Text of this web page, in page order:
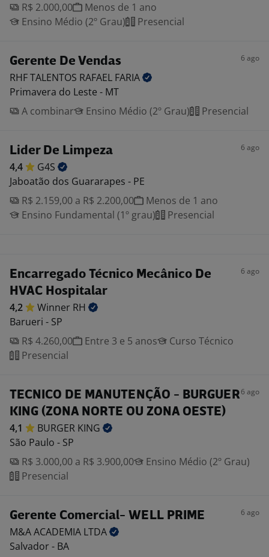
R$ 2.000,00
Menos de 1 ano
Ensino Médio (2º Grau)
Presencial
Gerente De Vendas 6 ago
RHF TALENTOS RAFAEL FARIA
Primavera do Leste - MT
A combinar
Ensino Médio (2º Grau) Presencial
Lider De Limpeza 6 ago
4,4
G4S
Jaboatão dos Guararapes - PE
R$ 2.159,00 a R$ 2.200,00
Menos de 1 ano
Ensino Fundamental (1º grau)
Presencial
Encarregado Técnico Mecânico De
HVAC Hospitalar
6 ago
4,2 Winner RH
Barueri - SP
R$ 4.260,00
Entre 3 e 5 anos
Curso Técnico
Presencial
TECNICO DE MANUTENÇÃO - BURGUER
KING (ZONA NORTE OU ZONA OESTE)
6 ago
4,1 BURGER KING
São Paulo - SP
R$ 3.000,00 a R$ 3.900,00
Ensino Médio (2º Grau)
Presencial
Gerente Comercial- WELL PRIME 6 ago
M&A ACADEMIA LTDA
Salvador - BA